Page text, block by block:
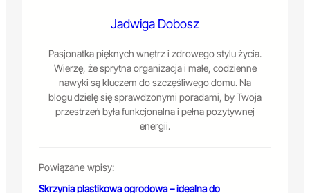
Jadwiga Dobosz
Pasjonatka pięknych wnętrz i zdrowego stylu życia.
Wierzę, że sprytna organizacja i małe, codzienne
nawyki są kluczem do szczęśliwego domu. Na
blogu dzielę się sprawdzonymi poradami, by Twoja
przestrzeń była funkcjonalna i pełna pozytywnej
energii.
Powiązane wpisy:
Skrzynia plastikowa ogrodowa – idealna do